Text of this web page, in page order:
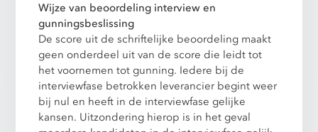
Wijze van beoordeling interview en
gunningsbeslissing
De score uit de schriftelijke beoordeling maakt
geen onderdeel uit van de score die leidt tot
het voornemen tot gunning. Iedere bij de
interviewfase betrokken leverancier begint weer
bij nul en heeft in de interviewfase gelijke
kansen. Uitzondering hierop is in het geval